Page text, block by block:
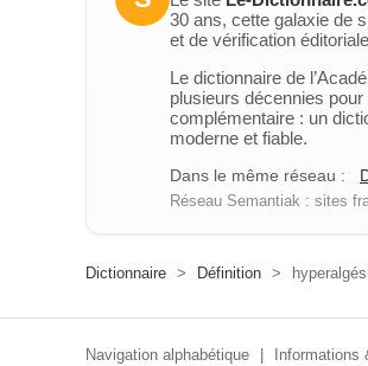
30 ans, cette galaxie de
et de vérification
Le dictionnaire de
plusieurs décennies
complémentaire : un
moderne et fiable.
Dans le même réseau :
Réseau Semantiak : sites
Dictionnaire > Définition >
Navigation alphabétique Informations